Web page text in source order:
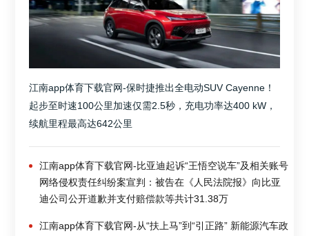
江南app体育下载官网-保时捷推出全电动SUV Cayenne！
起步至时速100公里加速仅需2.5秒，充电功率达400 kW，
续航里程最高达642公里
江南app体育下载官网-比亚迪起诉“王悟空说车”及相关账号
网络侵权责任纠纷案宣判：被告在《人民法院报》向比亚
迪公司公开道歉并支付赔偿款等共计31.38万
江南app体育下载官网-从“扶上马”到“引正路” 新能源汽车政